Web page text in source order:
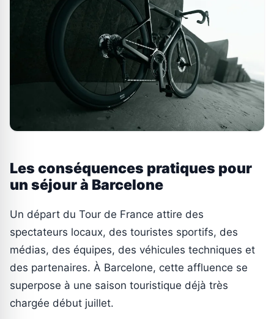
Les conséquences pratiques pour
un séjour à Barcelone
Un départ du Tour de France attire des
spectateurs locaux, des touristes sportifs, des
médias, des équipes, des véhicules techniques et
des partenaires. À Barcelone, cette affluence se
superpose à une saison touristique déjà très
chargée début juillet.